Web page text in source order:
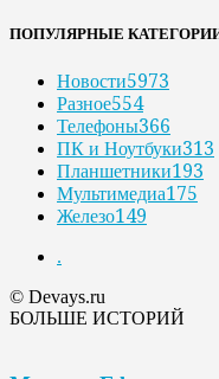
ПОПУЛЯРНЫЕ
Новости5973
Разное554
Телефоны366
ПК и Ноутбуки313
Планшетники193
Мультимедиа175
Железо149
.
© Devays.ru
БОЛЬШЕ ИСТОРИЙ